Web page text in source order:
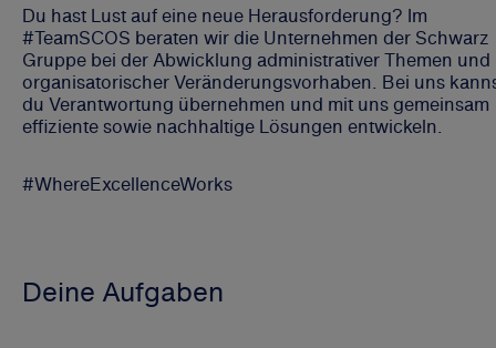
Du hast Lust auf eine neue Herausforderung? Im
#TeamSCOS beraten wir die Unternehmen der Schwarz
Gruppe bei der Abwicklung administrativer Themen und
organisatorischer Veränderungsvorhaben. Bei uns
du Verantwortung übernehmen und mit uns gemeinsam
effiziente sowie nachhaltige Lösungen entwickeln.
#WhereExcellenceWorks
Deine Aufgaben